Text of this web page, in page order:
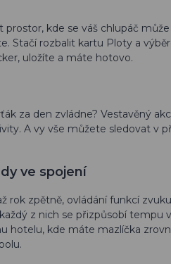
kde se váš chlupáč
Stačí rozbalit kartu Ploty a
uložíte a máte hotovo.
za den zvládne? Vestavěný
A vy vše můžete sledovat v
ve spojení
rok zpětně, ovládání funkcí
z nich se přizpůsobí
hotelu, kde máte mazlíčka